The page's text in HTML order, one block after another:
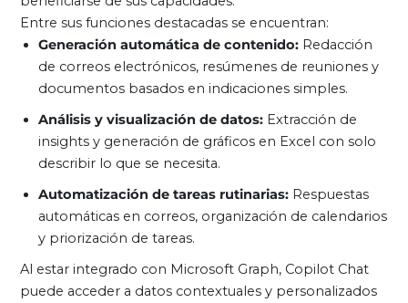
Entre sus funciones destacadas se encuentran:
Generación automática de contenido:Redacción
de correos electrónicos, resúmenes de reuniones y
documentos basados en indicaciones simples.
Análisis y visualización de datos:Extracción de
insights y generación de gráficos en Excel con solo
describir lo que se necesita.
Automatización de tareas rutinarias:Respuestas
automáticas en correos, organización de calendarios
y priorización de tareas.
Al estar integrado con Microsoft Graph, Copilot Chat
puede acceder a datos contextuales y personalizados